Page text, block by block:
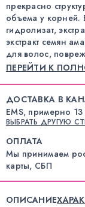
прекрасно
объема у корней.
гидролизат,
экстракт семян
для волос,
ПЕРЕЙТИ К
ДОСТАВКА В
EMS, примерно 13
ВЫБРАТЬ ДРУГУЮ
ОПЛАТА
Мы принимаем
карты, СБП
ОПИСАНИЕ